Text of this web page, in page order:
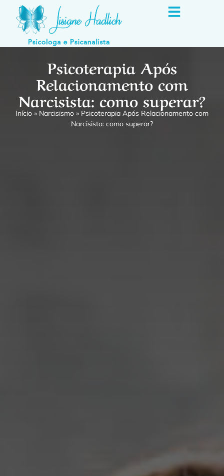
Psicoterapia Após
Relacionamento com
Narcisista: como superar?
Início » Narcisismo » Psicoterapia Após Relacionamento com
Narcisista: como superar?